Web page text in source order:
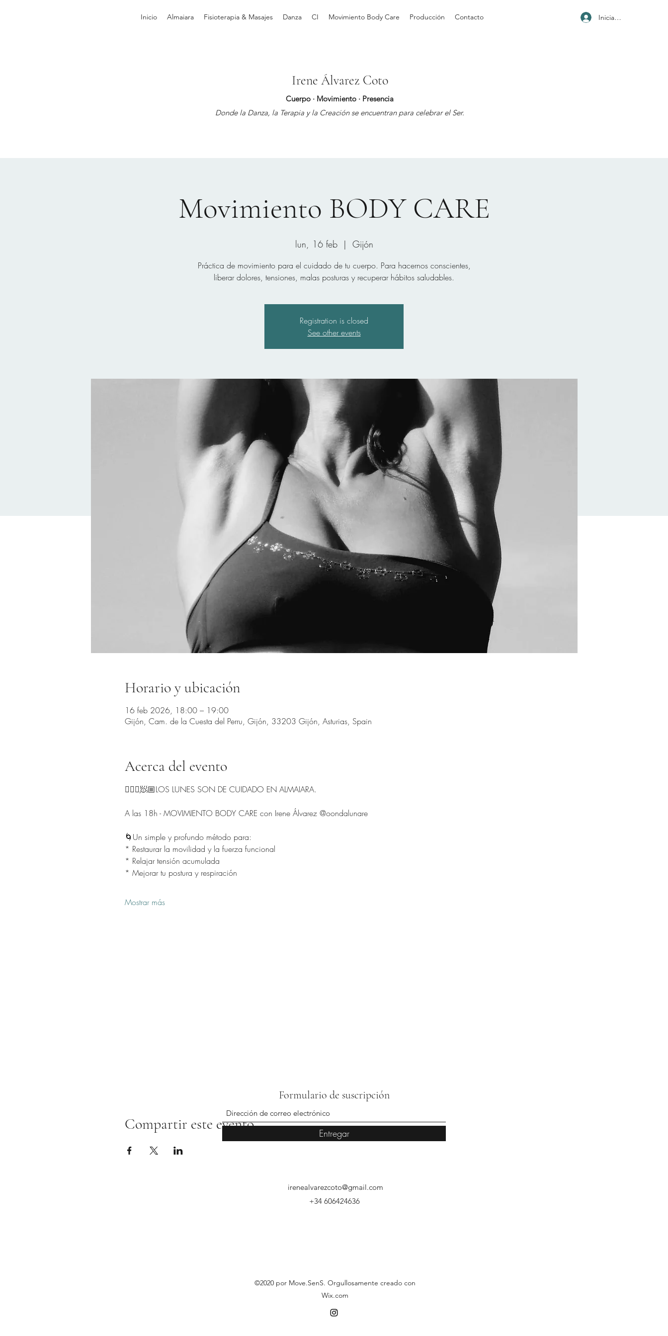
Inicio Almaiara Fisioterapia & Masajes Danza CI Movimiento Body Care Producción Contacto Iniciar sesión
Irene Álvarez Coto
Cuerpo · Movimiento · Presencia
Donde la Danza, la Terapia y la Creación se encuentran para celebrar el Ser.
Movimiento BODY CARE
lun, 16 feb
  |
Gijón
Práctica de movimiento para el cuidado de tu cuerpo. Para hacernos conscientes,
liberar dolores, tensiones, malas posturas y recuperar hábitos saludables.
Registration is closed
See other events
Horario y ubicación
16 feb 2026, 18:00 – 19:00
Gijón, Cam. de la Cuesta del Perru, Gijón, 33203 Gijón, Asturias, Spain
Acerca del evento
🧘🏻‍♂️🧖🏼LOS LUNES SON DE CUIDADO EN ALMAIARA.
A las 18h - MOVIMIENTO BODY CARE con Irene Álvarez @oondalunare
🌀Un simple y profundo método para:
* Restaurar la movilidad y la fuerza funcional
* Relajar tensión acumulada
* Mejorar tu postura y respiración
Mostrar más
Compartir este evento
Formulario de suscripción
Entregar
irenealvarezcoto@gmail.com
+34 606424636
©2020 por Move.SenS. Orgullosamente creado con
Wix.com